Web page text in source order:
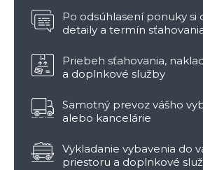
Po odsúhlasení ponuky si
detaily a termín
Priebeh sťahovania,
a doplnkové služby
Samotný prevoz vášho
alebo kancelárie
Vykladanie vybavenia do
priestoru a doplnkové